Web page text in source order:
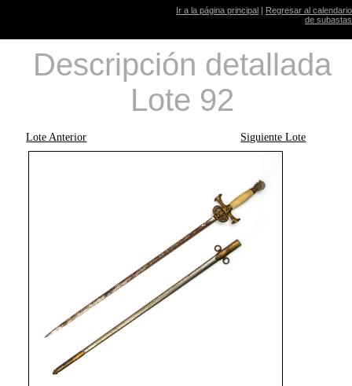
Ir a la página principal | Regresar al calendario
de subastas
Descripción detallada
Lote 92
Lote Anterior Siguiente Lote